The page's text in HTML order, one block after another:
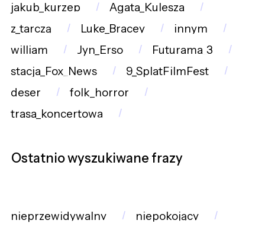
jakub_kurzep
Agata_Kulesza
z_tarczą
Luke_Bracey
innym
william
Jyn_Erso
Futurama_3
stacja_Fox_News
9_SplatFilmFest
deser
folk_horror
trasa_koncertowa
Ostatnio wyszukiwane frazy
nieprzewidywalny
niepokojący